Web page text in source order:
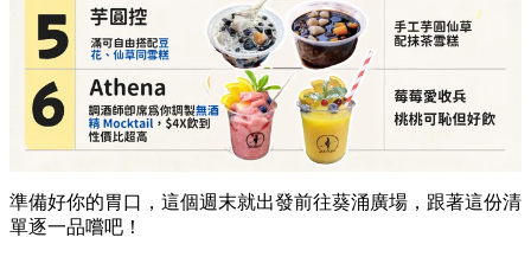
準備好你的胃口，這個週末就出發前往葵涌廣場，跟著這份清
單逐一品嚐吧！